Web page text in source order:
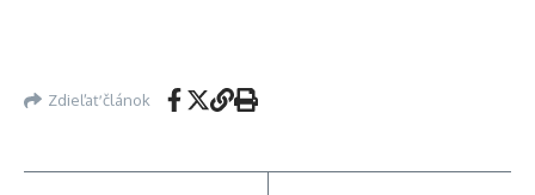
Zdieľať článok